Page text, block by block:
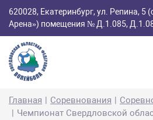
620028, Екатеринбург, ул. Репина, 5
Арена») помещения № Д.1.085,
Главная Соревнования
Чемпионат Свердловской